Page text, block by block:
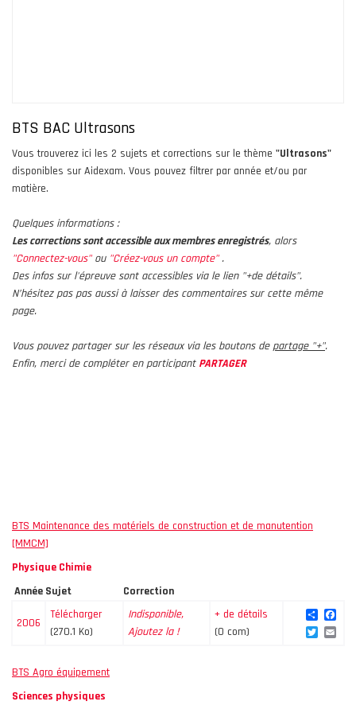
BTS BAC Ultrasons
Vous trouverez ici les 2 sujets et corrections sur le thème "Ultrasons"
disponibles sur Aidexam. Vous pouvez filtrer par année et/ou par
matière.
Quelques informations :
Les corrections sont accessible aux membres enregistrés, alors
"Connectez-vous" ou "Créez-vous un compte" .
Des infos sur l'épreuve sont accessibles via le lien "+de détails".
N’hésitez pas pas aussi à laisser des commentaires sur cette même
page.
Vous pouvez partager sur les réseaux via les boutons departage "+".
Enfin, merci de compléter en participant PARTAGER
BTS Maintenance des matériels de construction et de manutention
[MMCM]
Physique Chimie
Année Sujet Correction
2006
Télécharger
(270.1 Ko)
Indisponible,
Ajoutez la !
+ de détails
(0 com)
Share
Twitter
BTS Agro équipement
Sciences physiques